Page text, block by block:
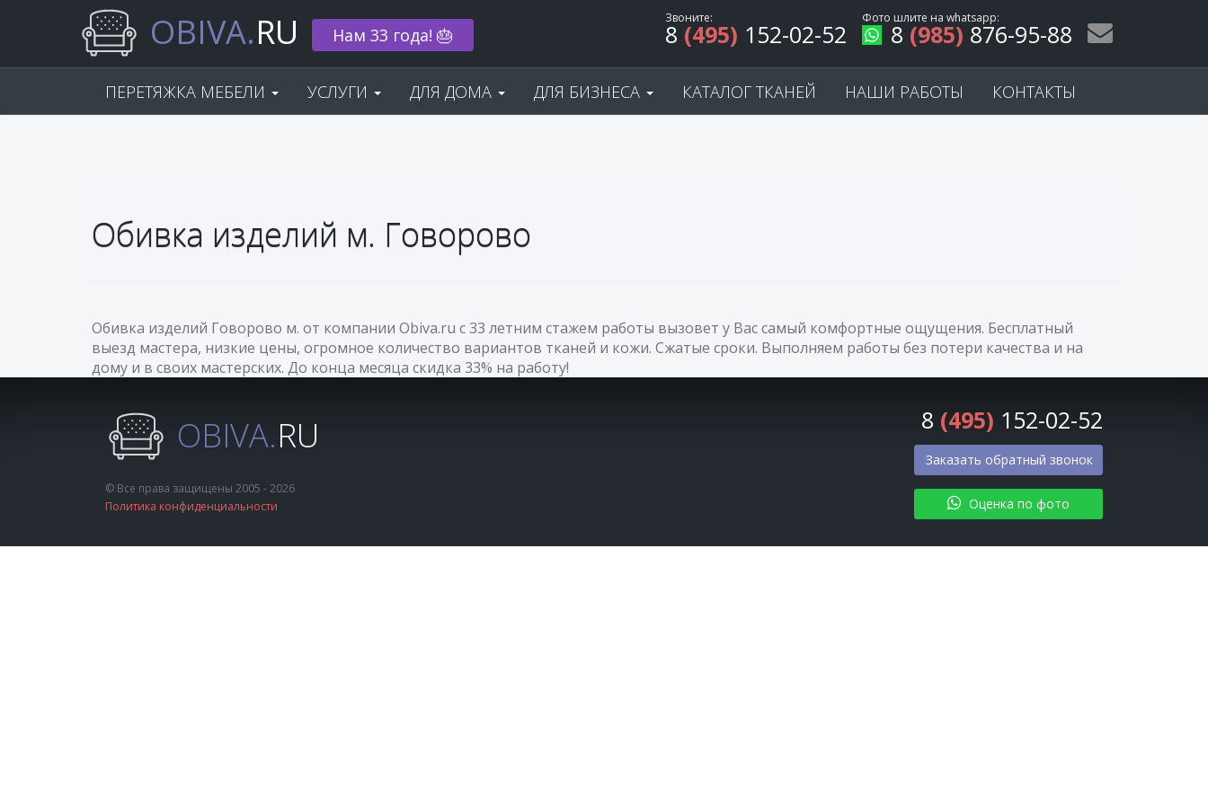
OBIVA.RU Нам 33 года! 🎂
Звоните:
8 (495) 152-02-52
Фото шлите на whatsapp:
8 (985) 876-95-88
ПЕРЕТЯЖКА МЕБЕЛИ УСЛУГИ ДЛЯ ДОМА ДЛЯ БИЗНЕСА КАТАЛОГ ТКАНЕЙ НАШИ РАБОТЫ КОНТАКТЫ
Обивка изделий м. Говорово
Обивка изделий Говорово м. от компании Obiva.ru с 33 летним стажем работы вызовет у Вас самый комфортные ощущения. Бесплатный
выезд мастера, низкие цены, огромное количество вариантов тканей и кожи. Сжатые сроки. Выполняем работы без потери качества и на
дому и в своих мастерских. До конца месяца скидка 33% на работу!
OBIVA.RU
© Все права защищены 2005 - 2026
Политика конфиденциальности
8 (495) 152-02-52
Заказать обратный звонок
Оценка по фото